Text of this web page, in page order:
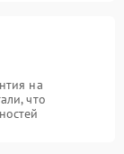
на
что